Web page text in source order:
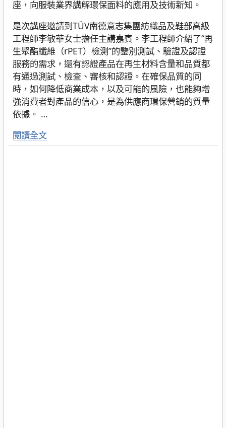
座，向服裝業界講解環保面料的應用及技術新知。
是次講座邀請到TÜV南德意志集團紡織品及鞋部高級
工程師李敏華女士擔任主講嘉賓。李工程師介紹了“再
生聚酯纖維（rPET）檢測”的鑒別測試、驗證及認證
服務的需求，還有認證產品在再生材料含量和品質都
有通過測試、檢查、審核和認證。在確保品質的同
時，如何降低商業成本，以及可能的風險，也能夠增
強消費者對產品的信心，是為供應商環保營銷的質量
依據。 …
閱讀全文